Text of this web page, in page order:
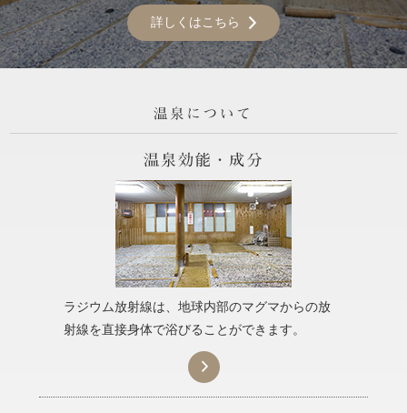
詳しくはこちら
ラジウム放射線は、地球内部のマグマからの放
射線を直接身体で浴びることができます。
